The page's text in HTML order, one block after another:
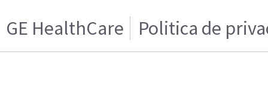
GE HealthCare Politica de